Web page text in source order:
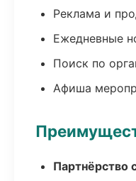
Реклама и
Ежедневные
Поиск по
Афиша
Партнёрство